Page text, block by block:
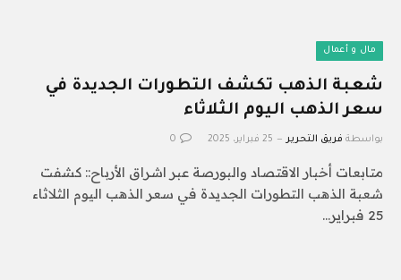
مال و أعمال
شعبة الذهب تكشف التطورات الجديدة في
سعر الذهب اليوم الثلاثاء
بواسطة فريق التحرير 25 فبراير، 2025 0
متابعات أخبار الاقتصاد والبورصة عبر اشراق الأرباح:: كشفت
شعبة الذهب التطورات الجديدة في سعر الذهب اليوم الثلاثاء
25 فبراير…